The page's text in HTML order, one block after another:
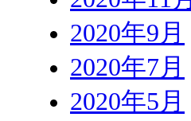
2020年9月
2020年7月
2020年5月